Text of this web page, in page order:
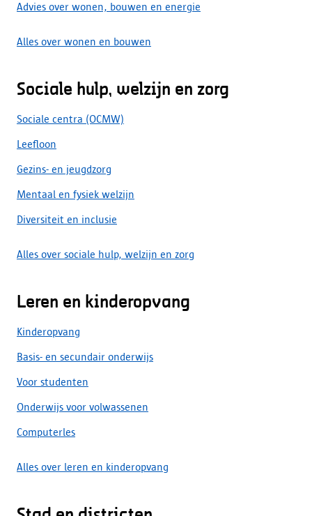
Advies over wonen, bouwen en energie
Alles over wonen en bouwen
Sociale hulp, welzijn en zorg
Sociale centra (OCMW)
Leefloon
Gezins- en jeugdzorg
Mentaal en fysiek welzijn
Diversiteit en inclusie
Alles over sociale hulp, welzijn en zorg
Leren en kinderopvang
Kinderopvang
Basis- en secundair onderwijs
Voor studenten
Onderwijs voor volwassenen
Computerles
Alles over leren en kinderopvang